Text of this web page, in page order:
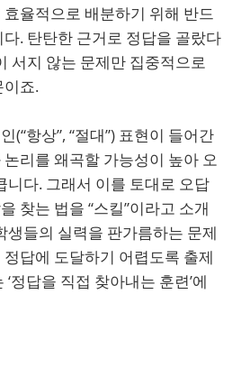
율적으로 배분하기 위해 반드
. 탄탄한 근거로 정답을 골랐다
서지 않는 문제만 집중적으로
이죠.
(“항상”, “절대”) 표현이 들어간
리를 왜곡할 가능성이 높아 오
니다. 그래서 이를 토대로 오답
찾는 법을 “스킬”이라고 소개
생들의 실력을 판가름하는 문제
답에 도달하기 어렵도록 출제
정답을 직접 찾아내는 훈련’에